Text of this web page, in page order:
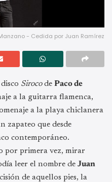
- Cedida por Juan Ramírez
Sirocode Paco de
a la guitarra flamenca,
a la playa chiclanera
zapateo que desde
contemporáneo.
por primera vez, mirar
leer el nombre de Juan
de aquellos pies, la